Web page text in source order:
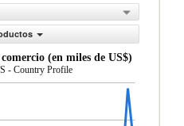
(en miles de US$)
- Country Profile